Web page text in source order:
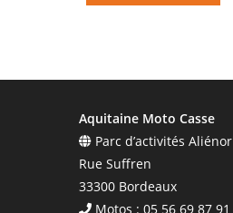
Aquitaine Moto Casse
Parc d’activités Aliénor
Rue Suffren
33300 Bordeaux
Motos : 05 56 69 87 91